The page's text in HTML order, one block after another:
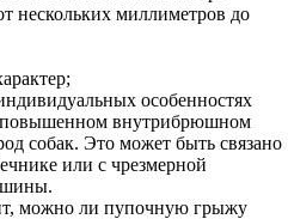
нескольких миллиметров до
особенностях
внутрибрюшном
собак. Это может быть связано
или с чрезмерной
можно ли пупочную грыжу